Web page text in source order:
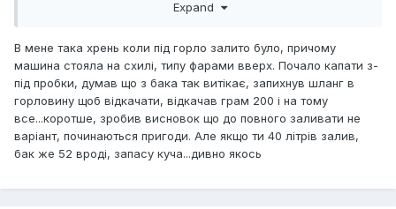
Expand
В мене така хрень коли під горло залито було, причому
машина стояла на схилі, типу фарами вверх. Почало капати з-
під пробки, думав що з бака так витікає, запихнув шланг в
горловину щоб відкачати, відкачав грам 200 і на тому
все...коротше, зробив висновок що до повного заливати не
варіант, починаються пригоди. Але якщо ти 40 літрів залив,
бак же 52 вроді, запасу куча...дивно якось